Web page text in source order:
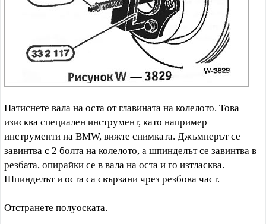
Натиснете вала на оста от главината на колелото. Това
изисква специален инструмент, като например
инструменти на BMW, вижте снимката. Джъмперът се
завинтва с 2 болта на колелото, а шпинделът се завинтва в
резбата, опирайки се в вала на оста и го изтласква.
Шпинделът и оста са свързани чрез резбова част.
Отстранете полуоската.